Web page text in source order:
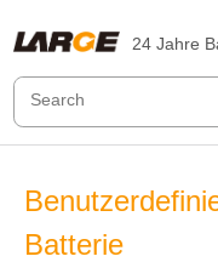
24 Jahre
Batterie